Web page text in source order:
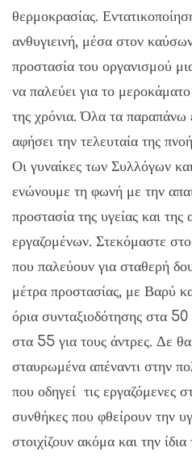
θερμοκρασίας.
ανθυγιεινή, μέσα στον
προστασία του οργανισμού
να παλεύει για το
της χρόνια. Όλα τα παραπάνω
αφήσει την τελευταία της
Οι γυναίκες των Συλλόγων
ενώνουμε τη φωνή με την
προστασία της υγείας και της
εργαζομένων. Στεκόμαστε
που παλεύουν για σταθερή
μέτρα προστασίας, με Βαρύ
όρια συνταξιοδότησης στα 50
στα 55 για τους άντρες. Δε
σταυρωμένα απέναντι στην
που οδηγεί τις εργαζόμενες
συνθήκες που φθείρουν την
στοιχίζουν ακόμα και την